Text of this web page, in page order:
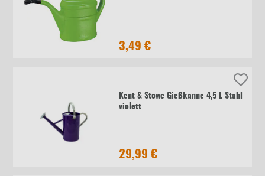
3,49 €
Kent & Stowe Gießkanne 4,5 L Stahl
violett
29,99 €